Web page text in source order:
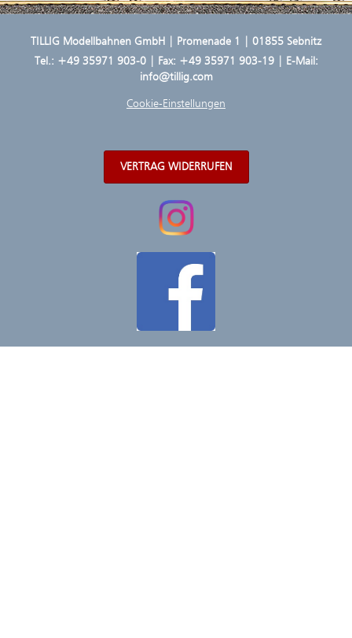
TILLIG Modellbahnen GmbH | Promenade 1 | 01855 Sebnitz
Tel.: +49 35971 903-0| Fax: +49 35971 903-19 | E-Mail:
info@tillig.com
Cookie-Einstellungen
VERTRAG WIDERRUFEN